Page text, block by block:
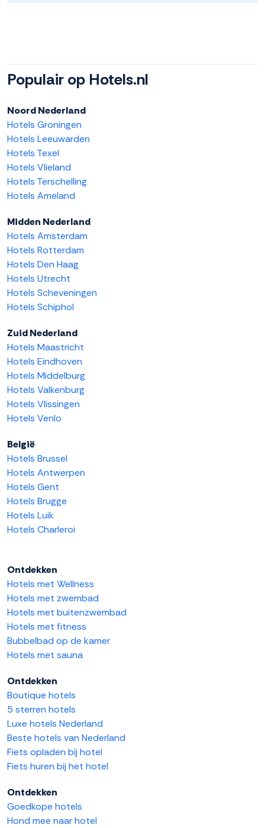
Populair op Hotels.nl
Noord Nederland
Hotels Groningen
Hotels Leeuwarden
Hotels Texel
Hotels Vlieland
Hotels Terschelling
Hotels Ameland
Midden Nederland
Hotels Amsterdam
Hotels Rotterdam
Hotels Den Haag
Hotels Utrecht
Hotels Scheveningen
Hotels Schiphol
Zuid Nederland
Hotels Maastricht
Hotels Eindhoven
Hotels Middelburg
Hotels Valkenburg
Hotels Vlissingen
Hotels Venlo
België
Hotels Brussel
Hotels Antwerpen
Hotels Gent
Hotels Brugge
Hotels Luik
Hotels Charleroi
Ontdekken
Hotels met Wellness
Hotels met zwembad
Hotels met buitenzwembad
Hotels met fitness
Bubbelbad op de kamer
Hotels met sauna
Ontdekken
Boutique hotels
5 sterren hotels
Luxe hotels Nederland
Beste hotels van Nederland
Fiets opladen bij hotel
Fiets huren bij het hotel
Ontdekken
Goedkope hotels
Hond mee naar hotel